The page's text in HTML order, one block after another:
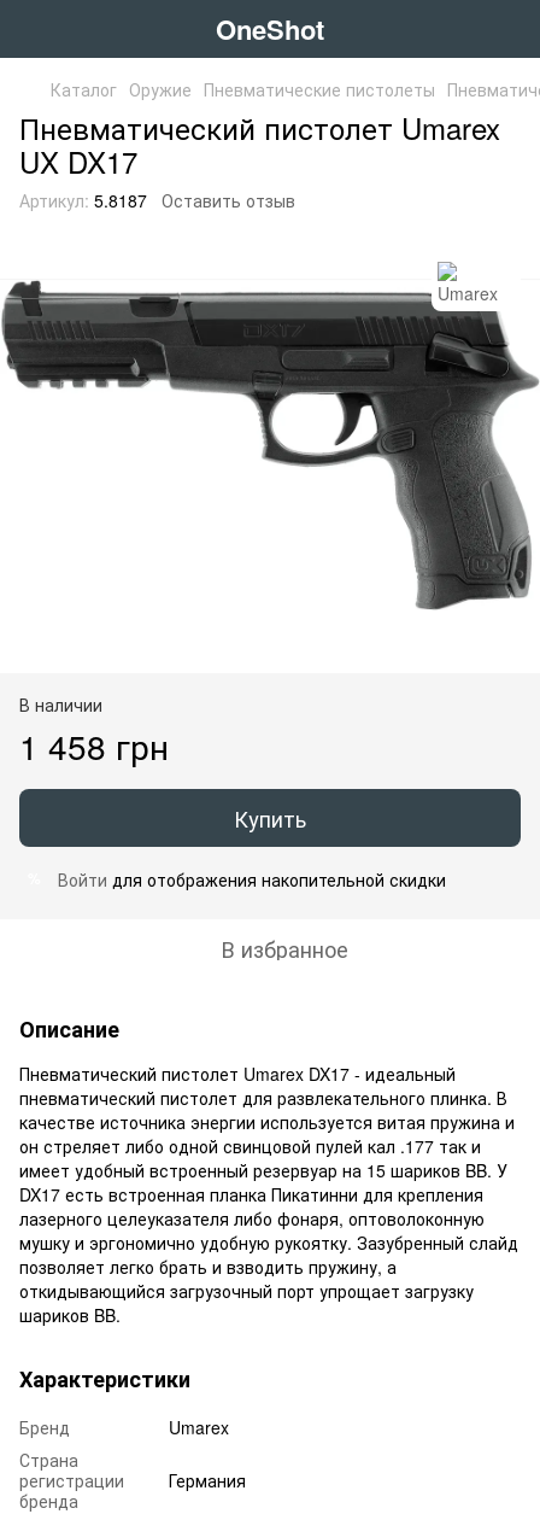
OneShot
Каталог Оружие Пневматические пистолеты
Пневматический пистолет Umarex
UX DX17
Артикул: 5.8187 Оставить отзыв
В наличии
1 458 грн
Купить
Войти для отображения накопительной скидки
В избранное
Описание
Пневматический пистолет Umarex DX17 - идеальный
пневматический пистолет для развлекательного плинка. В
качестве источника энергии используется витая пружина и
он стреляет либо одной свинцовой пулей кал .177 так и
имеет удобный встроенный резервуар на 15 шариков BB. У
DX17 есть встроенная планка Пикатинни для крепления
лазерного целеуказателя либо фонаря, оптоволоконную
мушку и эргономично удобную рукоятку. Зазубренный слайд
позволяет легко брать и взводить пружину, а
откидывающийся загрузочный порт упрощает загрузку
шариков BB.
Характеристики
Бренд
Umarex
Страна
регистрации
бренда
Германия